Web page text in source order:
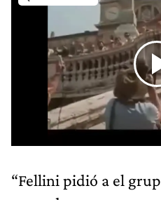
“Fellini pidió a el